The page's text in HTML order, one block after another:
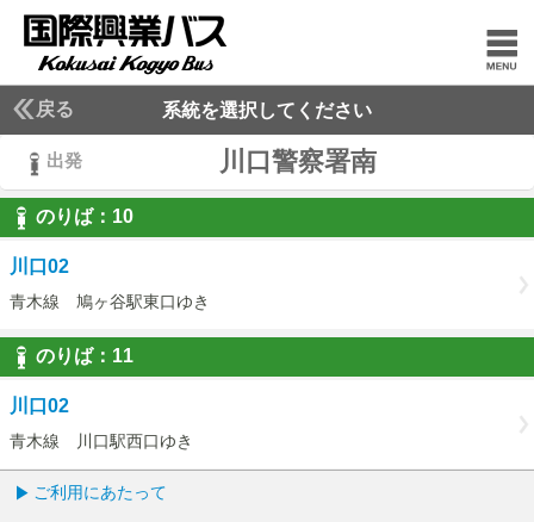
戻る 系統を選択してください
出発 川口警察署南
のりば： 10
10
川口02
青木線 鳩ヶ谷駅東口ゆき
のりば： 11
11
川口02
青木線 川口駅西口ゆき
ご利用にあたって